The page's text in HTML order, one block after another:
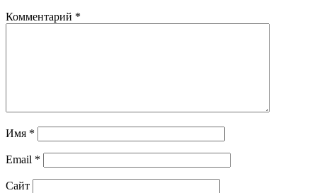
Комментарий *
Имя *
Email *
Сайт